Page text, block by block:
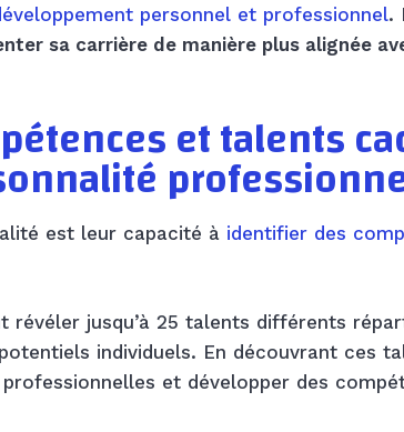
personnel et professionnel.
sa carrière de manière plus alignée
et talents
est leur capacité à identifier des
révéler jusqu’à 25 talents différents
individuels. En découvrant ces
et développer des